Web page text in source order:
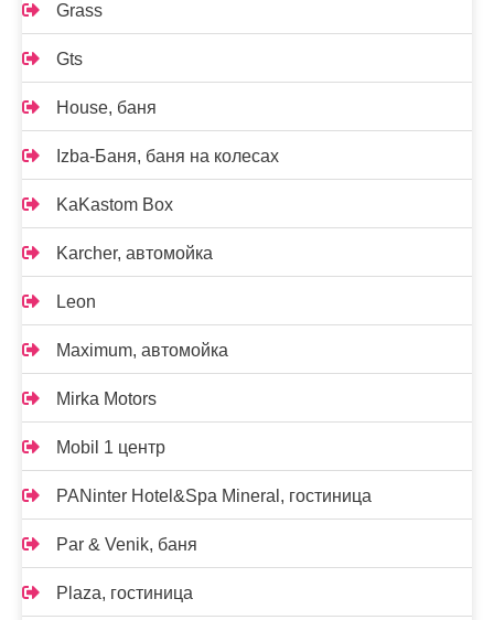
Grass
Gts
House, баня
Izba-Баня, баня на колесах
KaKastom Box
Karcher, автомойка
Leon
Maximum, автомойка
Mirka Motors
Mobil 1 центр
PANinter Hotel&Spa Mineral, гостиница
Par & Venik, баня
Plaza, гостиница